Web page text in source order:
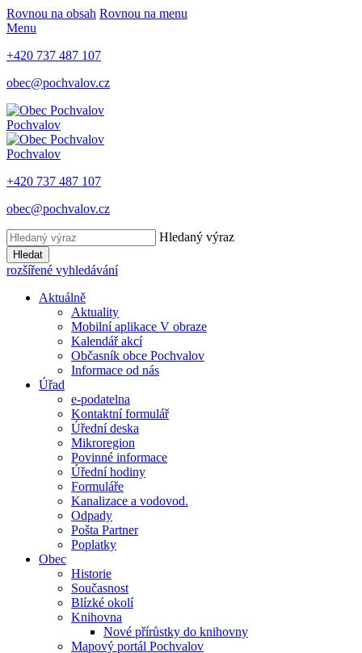
Rovnou na obsah Rovnou na menu
Menu
+420 737 487 107
obec@pochvalov.cz
Pochvalov
Pochvalov
+420 737 487 107
obec@pochvalov.cz
Hledaný výraz
Hledat
rozšířené vyhledávání
Aktuálně
Aktuality
Mobilní aplikace V obraze
Kalendář akcí
Občasník obce Pochvalov
Informace od nás
Úřad
e-podatelna
Kontaktní formulář
Úřední deska
Mikroregion
Povinné informace
Úřední hodiny
Formuláře
Kanalizace a vodovod.
Odpady
Pošta Partner
Poplatky
Obec
Historie
Současnost
Blízké okolí
Knihovna
Nové přírůstky do knihovny
Mapový portál Pochvalov